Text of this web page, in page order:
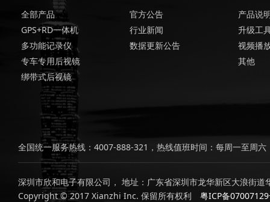
全部产品
GPS+RD一体机
多功能记录仪
专车专用后视镜
绑带式后视镜
官方公告
行业新闻
数据更新公告
产品说
升级工
视频播
其他
全国统一服务热线：4007-888-321，热线值班时间：每周一至周
深圳市欣和电子有限公司， 地址：广东省深圳市龙华新区大浪街
Copyright © 2017 Xianzhi Inc. 保留所有权利
粤ICP备